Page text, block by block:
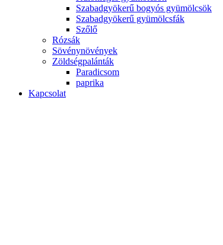
Szabadgyökerű bogyós gyümölcsök
Szabadgyökerű gyümölcsfák
Szőlő
Rózsák
Sövénynövények
Zöldségpalánták
Paradicsom
paprika
Kapcsolat